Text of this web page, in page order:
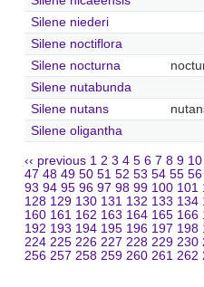
Silene niederi
Silene noctiflora
Silene nocturna
Silene nutabunda
Silene nutans
Silene oligantha
‹‹ previous 1 2 3 4 5 6 7 8 9 10
47 48 49 50 51 52 53 54 55 56
93 94 95 96 97 98 99 100 101
128 129 130 131 132 133 134
160 161 162 163 164 165 166
192 193 194 195 196 197 198
224 225 226 227 228 229 230
256 257 258 259 260 261 262